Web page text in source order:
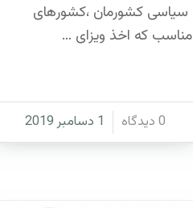
سیاسی کشورمان ،کشورهای
مناسب که اخذ ویزای …
0 دیدگاه
/ 1 دسامبر 2019